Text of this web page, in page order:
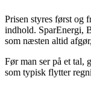
Prisen styres først og
indhold. SparEnergi,
som næsten altid
Før man ser på et tal,
som typisk flytter